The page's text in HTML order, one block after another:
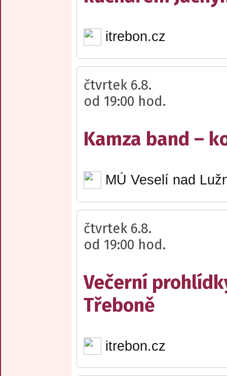
itrebon.cz
čtvrtek 6.8.
od 19:00 hod.
Kamza band –
MÚ Veselí nad
čtvrtek 6.8.
od 19:00 hod.
Večerní
Třeboně
itrebon.cz